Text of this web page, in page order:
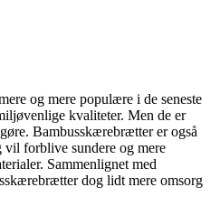
og mere populære i de seneste
kvaliteter. Men de er
Bambusskærebrætter er også
forblive sundere og mere
Sammenlignet med
dog lidt mere omsorg